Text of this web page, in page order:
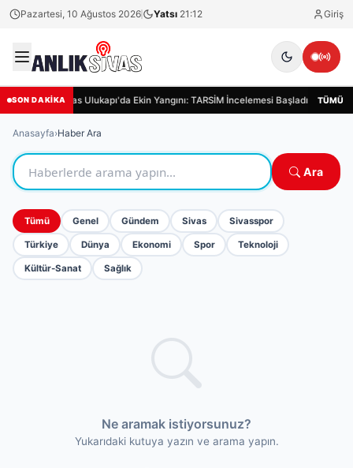
Pazartesi, 10 Ağustos 2026 Yatsı 21:12 Giriş
SON DAKİKASivas Ulukapı'da Ekin Yangını: TARSİM İncelemesi Başladı TÜMÜ
Anasayfa›Haber Ara
Ara
Tümü Genel Gündem Sivas Sivasspor
Türkiye Dünya Ekonomi Spor Teknoloji
Kültür-Sanat Sağlık
Ne aramak istiyorsunuz?
Yukarıdaki kutuya yazın ve arama yapın.